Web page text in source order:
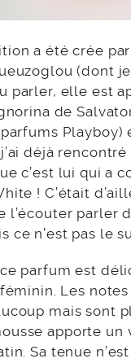
a été crée par
(dont je
parler, elle est
de
Playboy)
déjà
c’est lui qui a
! C’était
l’écouter parler
ce n’est pas le
parfum est
Les notes
mais sont
apporte un
Sa tenue